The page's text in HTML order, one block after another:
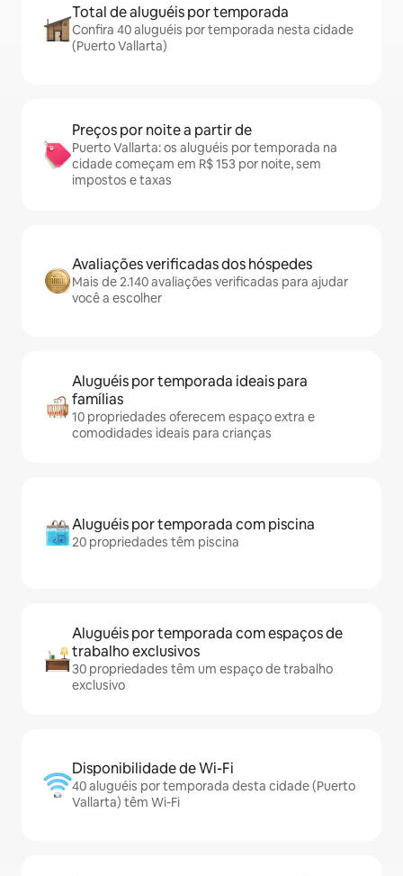
Total de aluguéis por temporada
Confira 40 aluguéis por temporada nesta cidade
(Puerto Vallarta)
Preços por noite a partir de
Puerto Vallarta: os aluguéis por temporada na
cidade começam em R$ 153 por noite, sem
impostos e taxas
Avaliações verificadas dos hóspedes
Mais de 2.140 avaliações verificadas para ajudar
você a escolher
Aluguéis por temporada ideais para
famílias
10 propriedades oferecem espaço extra e
comodidades ideais para crianças
Aluguéis por temporada com piscina
20 propriedades têm piscina
Aluguéis por temporada com espaços de
trabalho exclusivos
30 propriedades têm um espaço de trabalho
exclusivo
Disponibilidade de Wi-Fi
40 aluguéis por temporada desta cidade (Puerto
Vallarta) têm Wi-Fi